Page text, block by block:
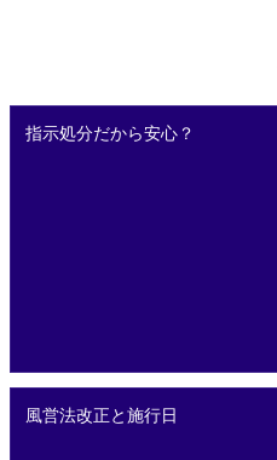
指示処分だから安心？
風営法改正と施行日